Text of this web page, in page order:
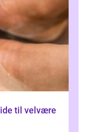
til velvære